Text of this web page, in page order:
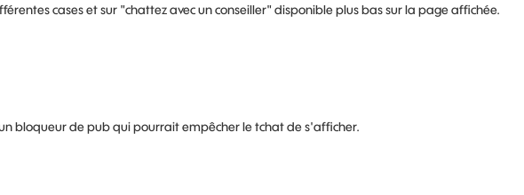
cases et sur "chattez avec un conseiller" disponible plus bas sur la page affichée.
bloqueur de pub qui pourrait empêcher le tchat de s'afficher.